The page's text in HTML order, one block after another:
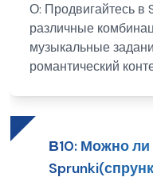
О: Продвигайтесь в
различные
музыкальные
романтический
В10: Можно ли